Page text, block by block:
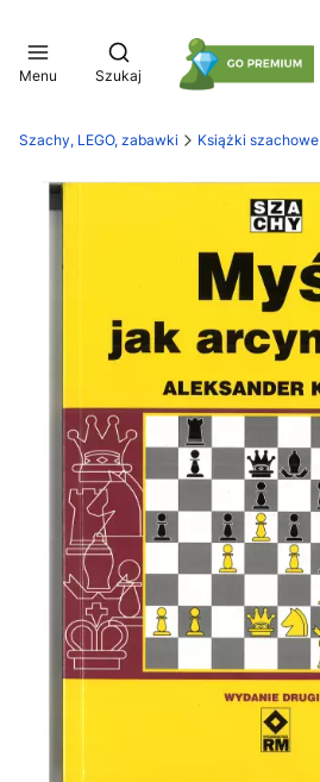
Menu
Otwórz wyszukiwarkę
Szukaj
Szachy, LEGO, zabawki Książki szachowe